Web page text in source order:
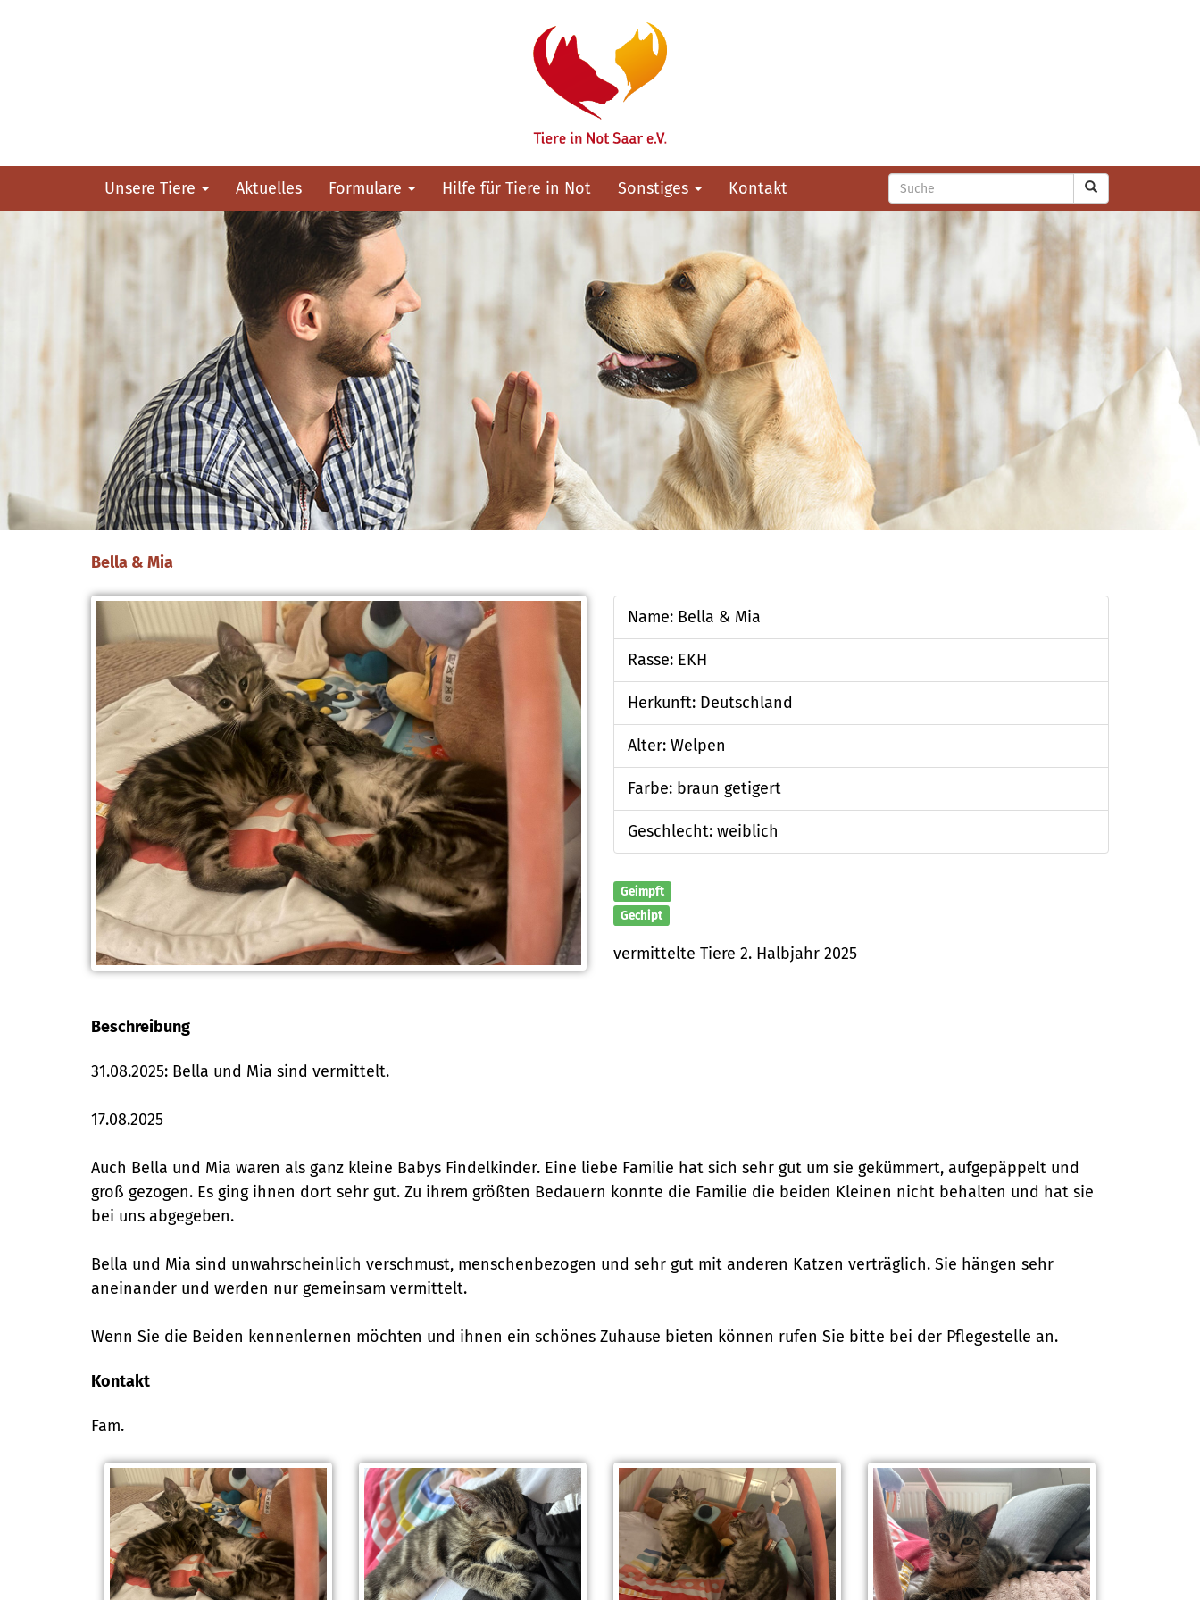
Unsere Tiere Aktuelles Formulare Hilfe für Tiere in Not Sonstiges Kontakt
Bella & Mia
Name: Bella & Mia
Rasse: EKH
Herkunft: Deutschland
Alter: Welpen
Farbe: braun getigert
Geschlecht: weiblich
Geimpft
Gechipt
vermittelte Tiere 2. Halbjahr 2025
Beschreibung
31.08.2025: Bella und Mia sind vermittelt.
17.08.2025
Auch Bella und Mia waren als ganz kleine Babys Findelkinder. Eine liebe Familie hat sich sehr gut um sie gekümmert, aufgepäppelt und
groß gezogen. Es ging ihnen dort sehr gut. Zu ihrem größten Bedauern konnte die Familie die beiden Kleinen nicht behalten und hat sie
bei uns abgegeben.
Bella und Mia sind unwahrscheinlich verschmust, menschenbezogen und sehr gut mit anderen Katzen verträglich. Sie hängen sehr
aneinander und werden nur gemeinsam vermittelt.
Wenn Sie die Beiden kennenlernen möchten und ihnen ein schönes Zuhause bieten können rufen Sie bitte bei der Pflegestelle an.
Kontakt
Fam.